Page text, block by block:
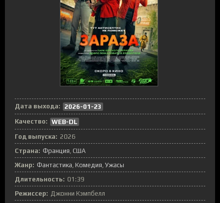
Дата выхода:
2026-01-23
Качество: WEB-DL
Год выпуска: 2026
Страна: Франция США
Жанр: Фантастика Комедия Ужасы
Длительность: 01:39
Режиссер: Джонни Кэмпбелл